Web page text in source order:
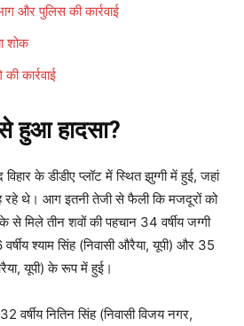
और पुलिस की कार्रवाई
शोक
कार्रवाई
हुआ हादसा?
के डीडीए प्लॉट में स्थित झुग्गी में हुई, जहां
रहे थे। आग इतनी तेजी से फैली कि मजदूरों को
से मिले तीन शवों की पहचान 34 वर्षीय जग्गी
वर्षीय श्याम सिंह (निवासी औरैया, यूपी) और 35
यूपी) के रूप में हुई।
नितिन सिंह (निवासी विजय नगर,